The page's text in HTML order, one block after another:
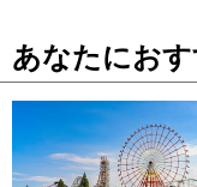
あなたにお